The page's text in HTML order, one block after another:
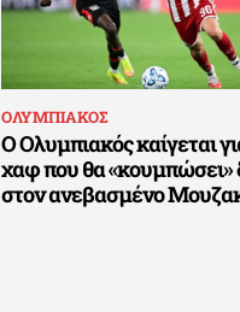
ΟΛΥΜΠΙΑΚΟΣ
Ο Ολυμπιακός καίγεται
χαφ που θα «κουμπώσει»
στον ανεβασμένο